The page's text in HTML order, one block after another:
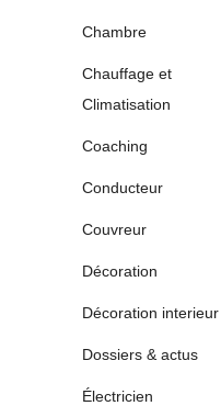
Chambre
Chauffage et
Climatisation
Coaching
Conducteur
Couvreur
Décoration
Décoration interieur
Dossiers & actus
Électricien